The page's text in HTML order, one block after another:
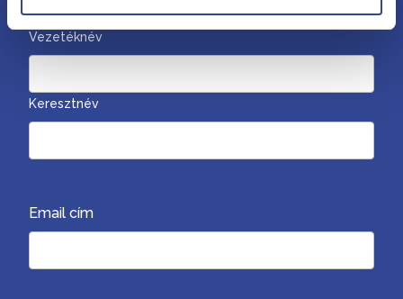
Vezetéknév
Keresztnév
Email cím